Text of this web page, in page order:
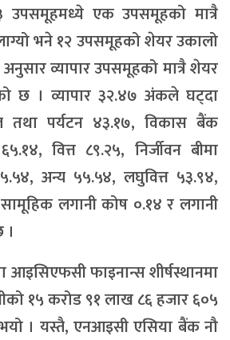
उपसमूहमध्ये एक उपसमूहको मात्रै
भने १२ उपसमूहको शेयर उकालो
व्यापार उपसमूहको मात्रै शेयर
छ । व्यापार ३२.४७ अंकले घट्दा
तथा पर्यटन ४३.१७, विकास बैंक
वित्त ८९.२५, निर्जीवन बीमा
अन्य ५५.५४, लघुवित्त ५३.९४,
लगानी कोष ०.१४ र लगानी
आइसिएफसी फाइनान्स शीर्षस्थानमा
१५ करोड ९१ लाख ८६ हजार ६०५
भयो । यस्तै, एनआइसी एसिया बैंक नौ